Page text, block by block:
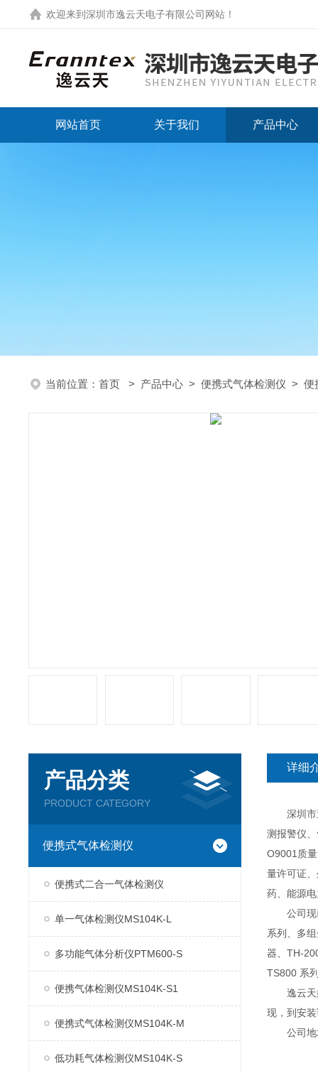
欢迎来到 深圳市逸云天电子有限公司网站 ！
网站首页 关于我们 产品中心
当前位置： 首页 > 产品中心 > 便携式气体检测仪 > 便
产品分类
PRODUCT CATEGORY
便携式气体检测仪
便携式二合一气体检测仪
单一气体检测仪MS104K-L
多功能气体分析仪PTM600-S
便携气体检测仪MS104K-S1
便携式气体检测仪MS104K-M
低功耗气体检测仪MS104K-S
详细
深圳市逸
测报警仪
O9001质
量许可证
药、能源
公司现已
系列、多
器、TH-
TS800 系
逸云天始
现，到安
公司地址